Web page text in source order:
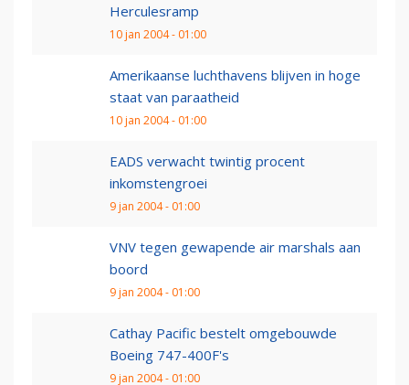
Herculesramp
10 jan 2004 - 01:00
Amerikaanse luchthavens blijven in hoge
staat van paraatheid
10 jan 2004 - 01:00
EADS verwacht twintig procent
inkomstengroei
9 jan 2004 - 01:00
VNV tegen gewapende air marshals aan
boord
9 jan 2004 - 01:00
Cathay Pacific bestelt omgebouwde
Boeing 747-400F's
9 jan 2004 - 01:00